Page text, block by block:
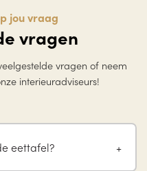
jou vraag
vragen
vragen of neem
interieuradviseurs!
eettafel?